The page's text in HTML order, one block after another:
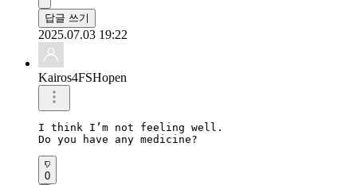
답글 쓰기
2025.07.03 19:22
Kairos4FSHopen
I think I’m not feeling well.
Do you have any medicine?
0